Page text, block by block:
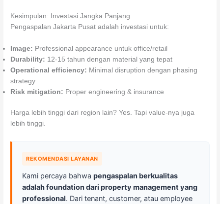
Kesimpulan: Investasi Jangka Panjang
Pengaspalan Jakarta Pusat adalah investasi untuk:
Image: Professional appearance untuk office/retail
Durability: 12-15 tahun dengan material yang tepat
Operational efficiency: Minimal disruption dengan phasing
strategy
Risk mitigation: Proper engineering & insurance
Harga lebih tinggi dari region lain? Yes. Tapi value-nya juga
lebih tinggi.
REKOMENDASI LAYANAN
Kami percaya bahwapengaspalan berkualitas
adalah foundation dari property management yang
professional. Dari tenant, customer, atau employee